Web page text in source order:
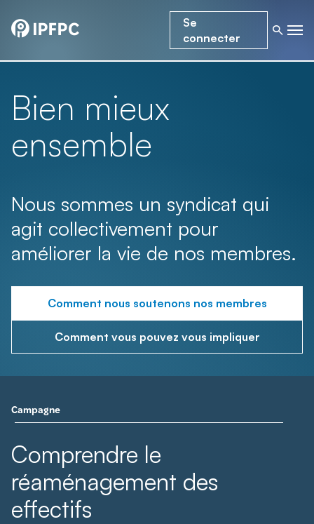
Se
connecter
Bien mieux
ensemble
Nous sommes un syndicat qui
agit collectivement pour
améliorer la vie de nos membres.
Comment nous soutenons nos membres
Comment vous pouvez vous impliquer
Campagne
Comprendre le
réaménagement des
effectifs